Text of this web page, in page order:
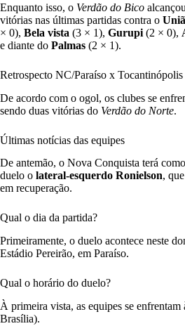
Enquanto isso, o Verdão do Bico
vitórias nas últimas partidas contra o
× 0), Bela vista (3 × 1), Gurupi (2 × 0),
e diante do Palmas (2 × 1).
Retrospecto NC/Paraíso x Tocantinópolis
De acordo com o ogol, os clubes se
sendo duas vitórias do Verdão do Norte.
Últimas notícias das equipes
De antemão, o Nova Conquista terá
duelo o lateral-esquerdo Ronielson,
em recuperação.
Qual o dia da partida?
Primeiramente, o duelo acontece neste
Estádio Pereirão, em Paraíso.
Qual o horário do duelo?
À primeira vista, as equipes se enfrentam
Brasília).